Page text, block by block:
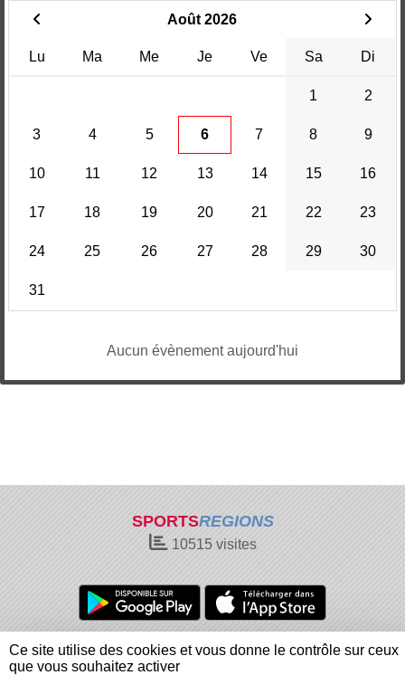
Août 2026
Lu Ma Me Je Ve Sa Di
1 2
3 4 5 6 7 8 9
10 11 12 13 14 15 16
17 18 19 20 21 22 23
24 25 26 27 28 29 30
31
Aucun évènement aujourd'hui
SPORTSREGIONS
10515visites
Charte cookies
Gestion des cookies
Informations légales
Signaler un contenu inapproprié
Ce site utilise des cookies et vous donne le contrôle sur ceux
que vous souhaitez activer